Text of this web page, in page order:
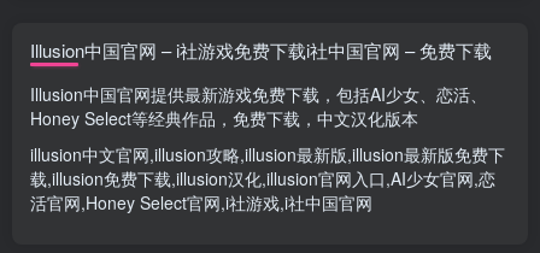
Illusion中国官网 – i社游戏免费下载i社中国官网 – 免费下载
Illusion中国官网提供最新游戏免费下载，包括AI少女、 恋活、
Honey Select等经典作品，免费下载，中文汉化版本
illusion中文官网,illusion攻略,illusion最新版,illusion最新版免费下
载,illusion免费下载,illusion汉化,illusion官网入口,AI少女官网,恋
活官网,Honey Select官网,i社游戏,i社中国官网